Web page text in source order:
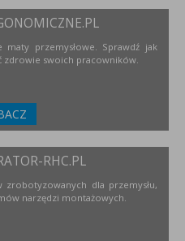
maty przemysłowe. Sprawdź jak
zdrowie swoich pracowników.
RHC.PL
dla przemysłu,
narzędzi montażowych.